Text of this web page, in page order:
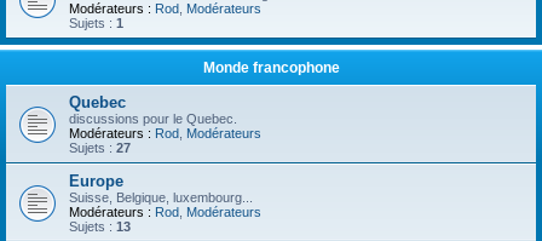
Modérateurs : Rod Modérateurs
Sujets : 1
Monde francophone
Quebec
discussions pour le Quebec.
Modérateurs : Rod Modérateurs
Sujets : 27
Europe
Suisse, Belgique, luxembourg...
Modérateurs : Rod Modérateurs
Sujets : 13